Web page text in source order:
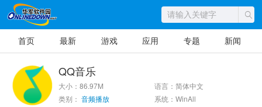
首页 最新 游戏 应用 专题 新闻
QQ音乐
大小：86.97M
语言：简体中文
类别： 音频播放 系统：WinAll